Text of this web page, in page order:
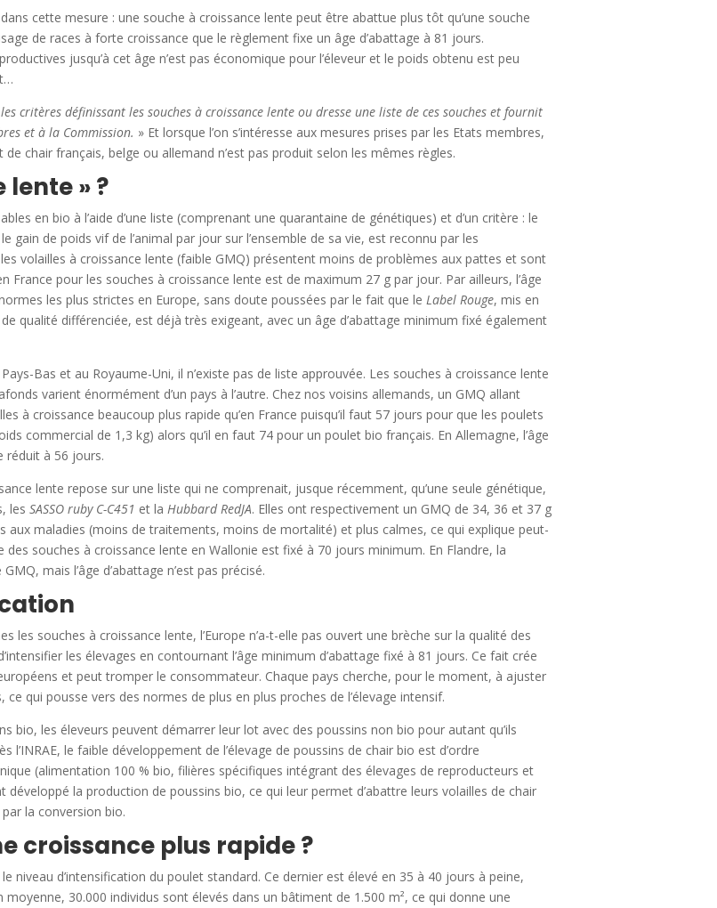
cette mesure : une souche à croissance lente peut être abattue plus tôt qu’une souche
de races à forte croissance que le règlement fixe un âge d’abattage à 81 jours.
jusqu’à cet âge n’est pas économique pour l’éleveur et le poids obtenu est peu
critères définissant les souches à croissance lente ou dresse une liste de ces souches et fournit
et à la Commission. » Et lorsque l’on s’intéresse aux mesures prises par les Etats membres,
chair français, belge ou allemand n’est pas produit selon les mêmes règles.
lente » ?
en bio à l’aide d’une liste (comprenant une quarantaine de génétiques) et d’un critère : le
gain de poids vif de l’animal par jour sur l’ensemble de sa vie, est reconnu par les
volailles à croissance lente (faible GMQ) présentent moins de problèmes aux pattes et sont
France pour les souches à croissance lente est de maximum 27 g par jour. Par ailleurs, l’âge
les plus strictes en Europe, sans doute poussées par le fait que le Label Rouge, mis en
qualité différenciée, est déjà très exigeant, avec un âge d’abattage minimum fixé également
Bas et au Royaume-Uni, il n’existe pas de liste approuvée. Les souches à croissance lente
varient énormément d’un pays à l’autre. Chez nos voisins allemands, un GMQ allant
à croissance beaucoup plus rapide qu’en France puisqu’il faut 57 jours pour que les poulets
commercial de 1,3 kg) alors qu’il en faut 74 pour un poulet bio français. En Allemagne, l’âge
réduit à 56 jours.
lente repose sur une liste qui ne comprenait, jusque récemment, qu’une seule génétique,
les SASSO ruby C-C451 et la Hubbard RedJA. Elles ont respectivement un GMQ de 34, 36 et 37 g
aux maladies (moins de traitements, moins de mortalité) et plus calmes, ce qui explique peut-
des souches à croissance lente en Wallonie est fixé à 70 jours minimum. En Flandre, la
mais l’âge d’abattage n’est pas précisé.
les souches à croissance lente, l’Europe n’a-t-elle pas ouvert une brèche sur la qualité des
les élevages en contournant l’âge minimum d’abattage fixé à 81 jours. Ce fait crée
et peut tromper le consommateur. Chaque pays cherche, pour le moment, à ajuster
qui pousse vers des normes de plus en plus proches de l’élevage intensif.
bio, les éleveurs peuvent démarrer leur lot avec des poussins non bio pour autant qu’ils
le faible développement de l’élevage de poussins de chair bio est d’ordre
(alimentation 100 % bio, filières spécifiques intégrant des élevages de reproducteurs et
développé la production de poussins bio, ce qui leur permet d’abattre leurs volailles de chair
la conversion bio.
croissance plus rapide ?
niveau d’intensification du poulet standard. Ce dernier est élevé en 35 à 40 jours à peine,
30.000 individus sont élevés dans un bâtiment de 1.500 m², ce qui donne une